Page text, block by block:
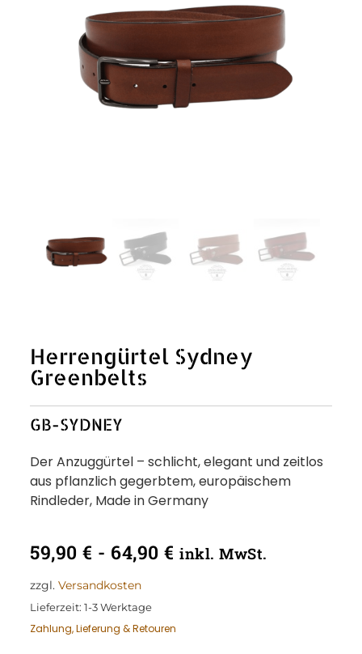
Herrengürtel Sydney
Greenbelts
GB-SYDNEY
Der Anzuggürtel – schlicht, elegant und zeitlos
aus pflanzlich gegerbtem, europäischem
Rindleder, Made in Germany
59,90€ - 64,90€ inkl. MwSt.
zzgl.Versandkosten
Lieferzeit:1-3 Werktage
Zahlung, Lieferung & Retouren